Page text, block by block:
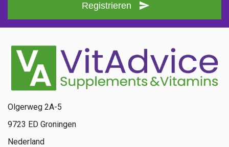
Registrieren
Olgerweg 2A-5
9723 ED Groningen
Nederland